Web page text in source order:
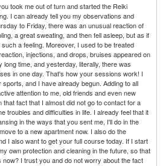
took me out of turn and started the Reiki
I can already tell you my observations and
to Friday, there was an unusual reaction of
a great sweating, and then fell asleep, but as if
a feeling. Moreover, I used to be treated
injections, and drops, bruises appeared on
time, and yesterday, literally, there was
in one day. That's how your sessions work! I
and I have already begun. Adding to all
attention to me, old friends and even new
that fact that I almost did not go to contact for a
troubles and difficulties in life. I already feel that it
in the ways that you sent me, I'll do in the
to a new apartment now. I also do the
I also want to get your full course today. If I start
own protection and cleaning in the future, so that
I trust you and do not worry about the fact